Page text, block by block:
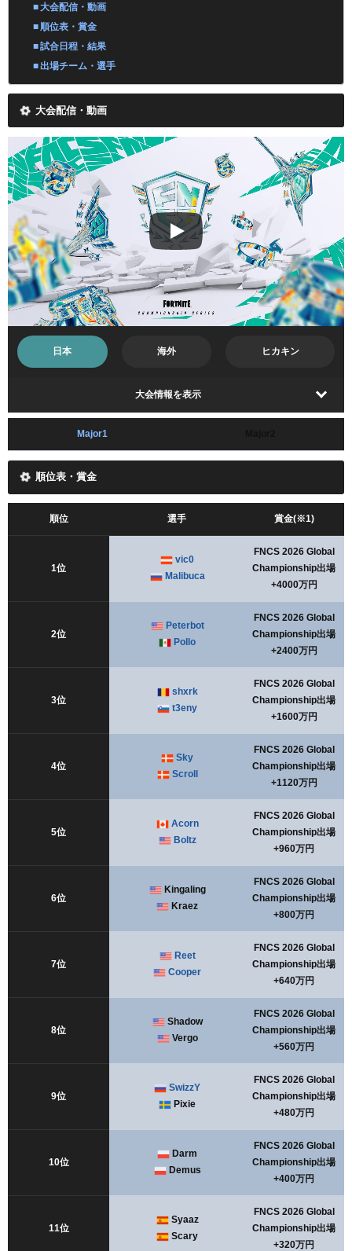
大会配信・動画
順位表・賞金
試合日程・結果
出場チーム・選手
大会配信・動画
日本 海外 ヒカキン
大会情報を表示
Major1
順位表・賞金
順位 選手 賞金(※1)
1位
vic0
Malibuca
FNCS 2026 Global
Championship出場
+4000万円
2位
Peterbot
Pollo
FNCS 2026 Global
Championship出場
+2400万円
3位
shxrk
t3eny
FNCS 2026 Global
Championship出場
+1600万円
4位
Sky
Scroll
FNCS 2026 Global
Championship出場
+1120万円
5位
Acorn
Boltz
FNCS 2026 Global
Championship出場
+960万円
6位
Kingaling
Kraez
FNCS 2026 Global
Championship出場
+800万円
7位
Reet
Cooper
FNCS 2026 Global
Championship出場
+640万円
8位
Shadow
Vergo
FNCS 2026 Global
Championship出場
+560万円
9位
SwizzY
Pixie
FNCS 2026 Global
Championship出場
+480万円
10位
Darm
Demus
FNCS 2026 Global
Championship出場
+400万円
11位
Syaaz
Scary
FNCS 2026 Global
Championship出場
+320万円